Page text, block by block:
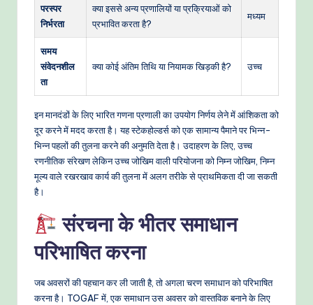
परस्पर
निर्भरता
क्या इससे अन्य प्रणालियों या प्रक्रियाओं को
प्रभावित करता है?
मध्यम
समय
संवेदनशील
ता
क्या कोई अंतिम तिथि या नियामक खिड़की है? उच्च
इन मानदंडों के लिए भारित गणना प्रणाली का उपयोग निर्णय लेने में आंशिकता को
दूर करने में मदद करता है। यह स्टेकहोल्डर्स को एक सामान्य पैमाने पर भिन्न-
भिन्न पहलों की तुलना करने की अनुमति देता है। उदाहरण के लिए, उच्च
रणनीतिक संरेखण लेकिन उच्च जोखिम वाली परियोजना को निम्न जोखिम, निम्न
मूल्य वाले रखरखाव कार्य की तुलना में अलग तरीके से प्राथमिकता दी जा सकती
है।
संरचना के भीतर समाधान
परिभाषित करना
जब अवसरों की पहचान कर ली जाती है, तो अगला चरण समाधान को परिभाषित
करना है। TOGAF में, एक समाधान उस अवसर को वास्तविक बनाने के लिए